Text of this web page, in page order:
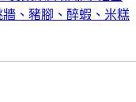
牆、豬腳、醉蝦、米糕